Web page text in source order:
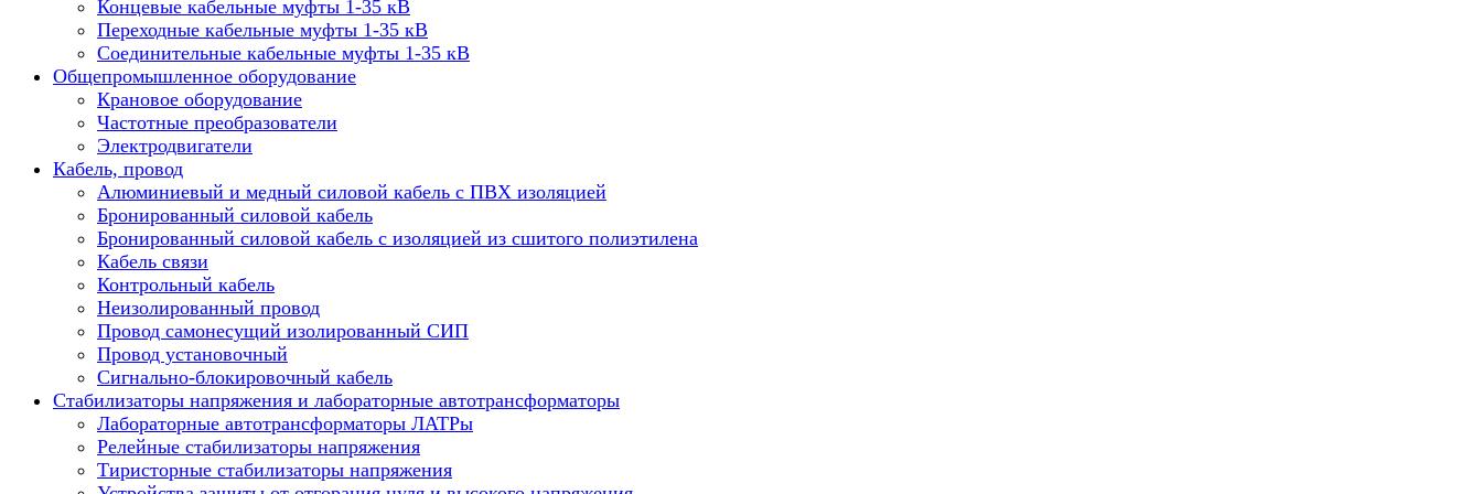
Концевые кабельные муфты 1-35 кВ
Переходные кабельные муфты 1-35 кВ
Соединительные кабельные муфты 1-35 кВ
Общепромышленное оборудование
Крановое оборудование
Частотные преобразователи
Электродвигатели
Кабель, провод
Алюминиевый и медный силовой кабель с ПВХ изоляцией
Бронированный силовой кабель
Бронированный силовой кабель с изоляцией из сшитого полиэтилена
Кабель связи
Контрольный кабель
Неизолированный провод
Провод самонесущий изолированный СИП
Провод установочный
Сигнально-блокировочный кабель
Стабилизаторы напряжения и лабораторные автотрансформаторы
Лабораторные автотрансформаторы ЛАТРы
Релейные стабилизаторы напряжения
Тиристорные стабилизаторы напряжения